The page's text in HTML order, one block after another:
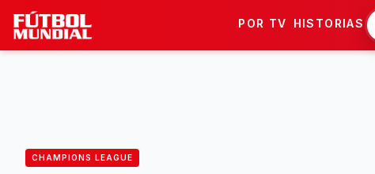
Skip to content
POR TV HISTORIAS
CHAMPIONS LEAGUE